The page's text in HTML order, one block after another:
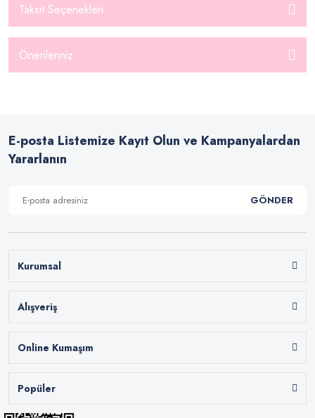
Taksit Seçenekleri
Önerileriniz
E-posta Listemize Kayıt Olun ve Kampanyalardan
Yararlanın
GÖNDER
Kurumsal
Alışveriş
Online Kumaşım
Popüler